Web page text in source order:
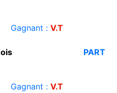
Gagnant : V.T
PART
Gagnant : V.T